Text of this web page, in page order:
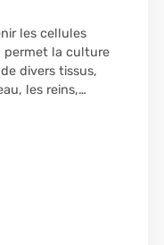
les cellules
permet la culture
divers tissus,
les reins,…